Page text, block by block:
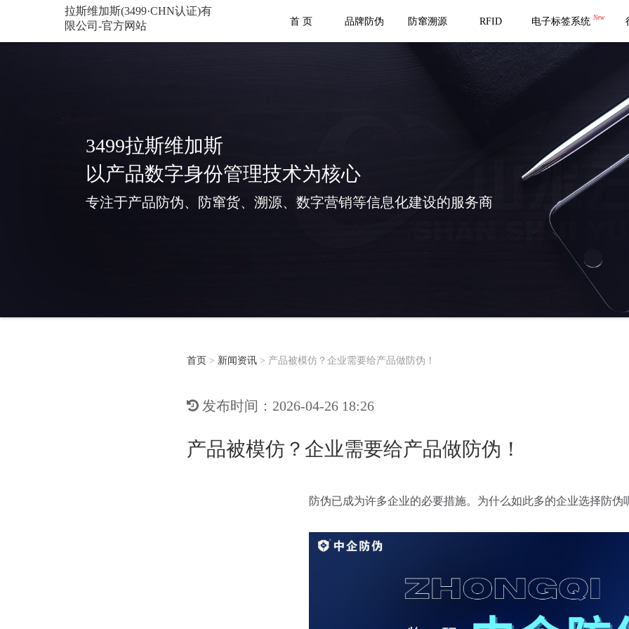
拉斯维加斯(3499·CHN认证)有
限公司-官方网站
首 页 品牌防伪 防窜溯源 RFID 电子标签系统 New
3499拉斯维加斯
以产品数字身份管理技术为核心
专注于产品防伪、防窜货、溯源、数字营销等信息化建设的服务商
首页 > 新闻资讯 > 产品被模仿？企业需要给产品做防伪！
发布时间：2026-04-26 18:26
产品被模仿？企业需要给产品做防伪！
防伪已成为许多企业的必要措施。为什么如此多的企业选择防伪